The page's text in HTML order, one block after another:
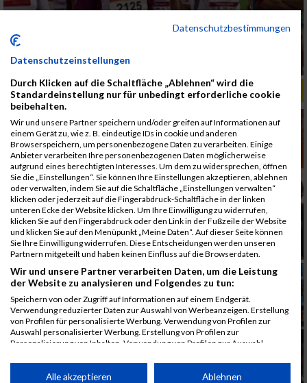
ALBUM B2RUN MÜNCHEN, B2RUN / 16.07.2019
Datenschutzbestimmungen
Datenschutzeinstellungen
Durch Klicken auf die Schaltfläche „Ablehnen“ wird die
Standardeinstellung nur für unbedingt erforderliche cookie
beibehalten.
Wir und unsere Partner speichern und/oder greifen auf Informationen auf
einem Gerät zu, wie z. B. eindeutige IDs in cookie und anderen
Browserspeichern, um personenbezogene Daten zu verarbeiten. Einige
Anbieter verarbeiten Ihre personenbezogenen Daten möglicherweise
aufgrund eines berechtigten Interesses. Um dem zu widersprechen, öffnen
Sie die „Einstellungen“. Sie können Ihre Einstellungen akzeptieren, ablehnen
oder verwalten, indem Sie auf die Schaltfläche „Einstellungen verwalten“
klicken oder jederzeit auf die Fingerabdruck-Schaltfläche in der linken
unteren Ecke der Website klicken. Um Ihre Einwilligung zu widerrufen,
klicken Sie auf den Fingerabdruck oder den Link in der Fußzeile der Website
und klicken Sie auf den Menüpunkt „Meine Daten“. Auf dieser Seite können
Sie Ihre Einwilligung widerrufen. Diese Entscheidungen werden unseren
Partnern mitgeteilt und haben keinen Einfluss auf die Browserdaten.
Wir und unsere Partner verarbeiten Daten, um die Leistung
der Website zu analysieren und Folgendes zu tun:
Speichern von oder Zugriff auf Informationen auf einem Endgerät.
Verwendung reduzierter Daten zur Auswahl von Werbeanzeigen. Erstellung
von Profilen für personalisierte Werbung. Verwendung von Profilen zur
Auswahl personalisierter Werbung. Erstellung von Profilen zur
Personalisierung von Inhalten. Verwendung von Profilen zur Auswahl
Performance von Inhalten. Analyse von Zielgruppen durch Statistiken oder
Kombinationen von Daten aus verschiedenen Quellen. Entwicklung und
Alle akzeptieren Ablehnen